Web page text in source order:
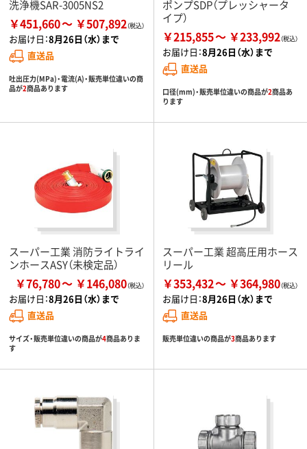
洗浄機SAR-3005NS2
￥451,660 ￥507,892
お届け日：8月26日（水）まで
直送品
吐出圧力(MPa)・電流(A)・販売単位違いの商
品が2商品あります
ポンプSDP（プレッシャータ
イプ）
￥215,855 ￥233,992
お届け日：8月26日（水）まで
直送品
口径(mm)・販売単位違いの商品が2商品あ
ります
スーパー工業 消防ライトライ
ンホースASY（未検定品）
￥76,780 ￥146,080
お届け日：8月26日（水）まで
直送品
サイズ・販売単位違いの商品が4商品ありま
す
スーパー工業 超高圧用ホース
リール
￥353,432 ￥364,980
お届け日：8月26日（水）まで
直送品
販売単位違いの商品が3商品あります